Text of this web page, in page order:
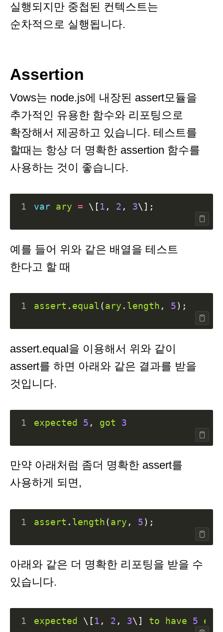
실행되지만 중첩된 컨텍스트는
순차적으로 실행됩니다.
Assertion
Vows는 node.js에 내장된 assert모듈을
추가적인 유용한 함수와 리포팅으로
확장해서 제공하고 있습니다. 테스트를
할때는 항상 더 명확한 assertion 함수를
사용하는 것이 좋습니다.
1 var ary = \ [ 1 , 2 , 3\ ];
예를 들어 위와 같은 배열을 테스트
한다고 할 때
1 assert . equal (ary . length , 5);
assert.equal을 이용해서 위와 같이
assert를 하면 아래와 같은 결과를 받을
것입니다.
1 expected 5 , got 3
만약 아래처럼 좀더 명확한 assert를
사용하게 되면,
1 assert . length(ary , 5);
아래와 같은 더 명확한 리포팅을 받을 수
있습니다.
1 expected \ [ 1 , 2 , 3\ ] to have 5